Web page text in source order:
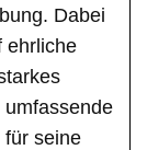
Dabei
ehrliche
für seine